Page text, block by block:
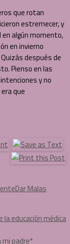
que rotan
estremecer, y
en algún momento,
en invierno
después de
Pienso en las
y no
que
Dar Malas
la educación médica
mi padre*